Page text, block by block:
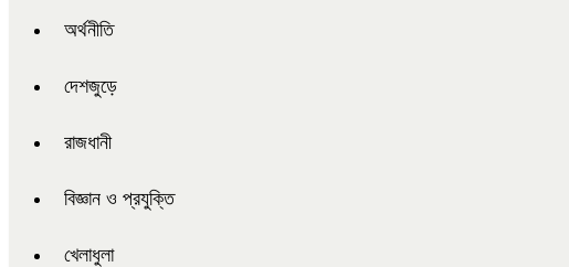
অর্থনীতি
দেশজুড়ে
রাজধানী
বিজ্ঞান ও প্রযুক্তি
খেলাধুলা